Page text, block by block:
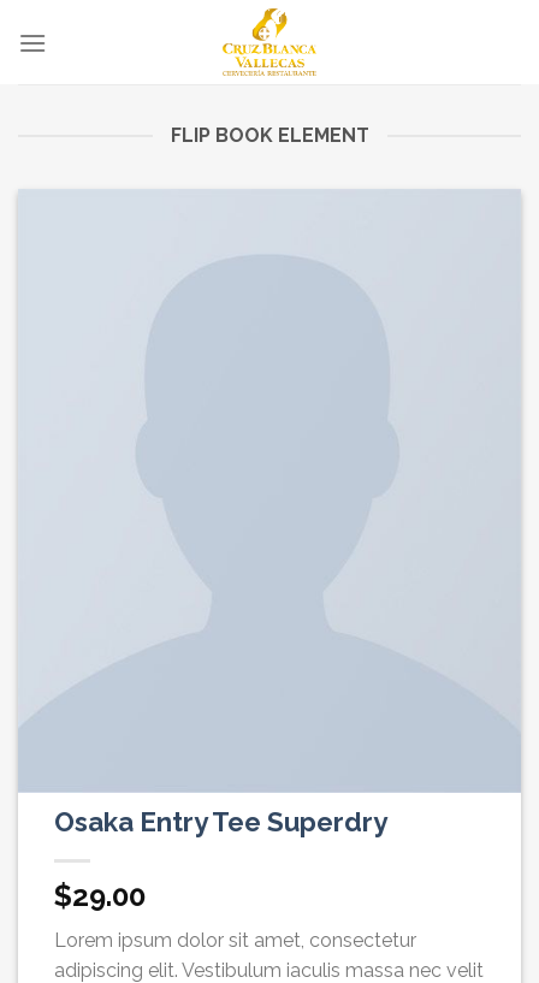
FLIP BOOK ELEMENT
Osaka Entry Tee Superdry
$29.00
Lorem ipsum dolor sit amet, consectetur
adipiscing elit. Vestibulum iaculis massa nec velit